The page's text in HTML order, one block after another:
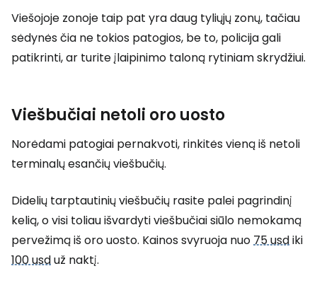
Viešojoje zonoje taip pat yra daug tyliųjų zonų, tačiau
sėdynės čia ne tokios patogios, be to, policija gali
patikrinti, ar turite įlaipinimo taloną rytiniam skrydžiui.
Viešbučiai netoli oro uosto
Norėdami patogiai pernakvoti, rinkitės vieną iš netoli
terminalų esančių viešbučių.
Didelių tarptautinių viešbučių rasite palei pagrindinį
kelią, o visi toliau išvardyti viešbučiai siūlo nemokamą
pervežimą iš oro uosto. Kainos svyruoja nuo75 usdiki
100 usduž naktį.